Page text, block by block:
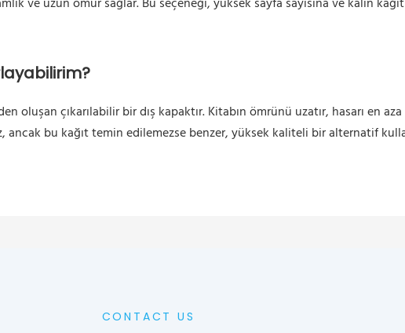
oluşan çıkarılabilir bir dış kapaktır. Kitabın ömrünü uzatır, hasarı en
ancak bu kağıt temin edilemezse benzer, yüksek kaliteli bir alternatif
CONTACT US